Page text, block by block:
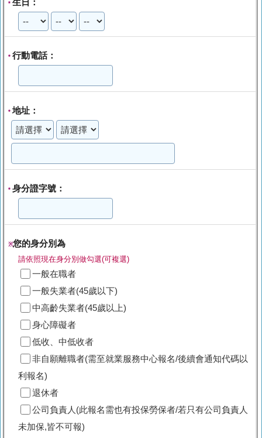
* 生日：
* 行動電話：
*地址：
* 身分證字號：
※您的身分別為
請依照現在身分別做勾選(可複選)
一般在職者
一般失業者(45歲以下)
中高齡失業者(45歲以上)
身心障礙者
低收、中低收者
非自願離職者(需至就業服務中心報名/後續會通知代碼以
利報名)
退休者
公司負責人(此報名需也有投保勞保者/若只有公司負責人
未加保,皆不可報)